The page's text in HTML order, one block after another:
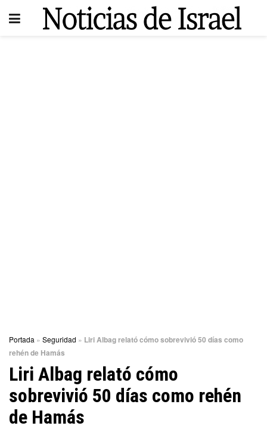
Portada » Seguridad » Liri Albag relató cómo sobrevivió 50 días como
rehén de Hamás
Liri Albag relató cómo
sobrevivió 50 días como rehén
de Hamás